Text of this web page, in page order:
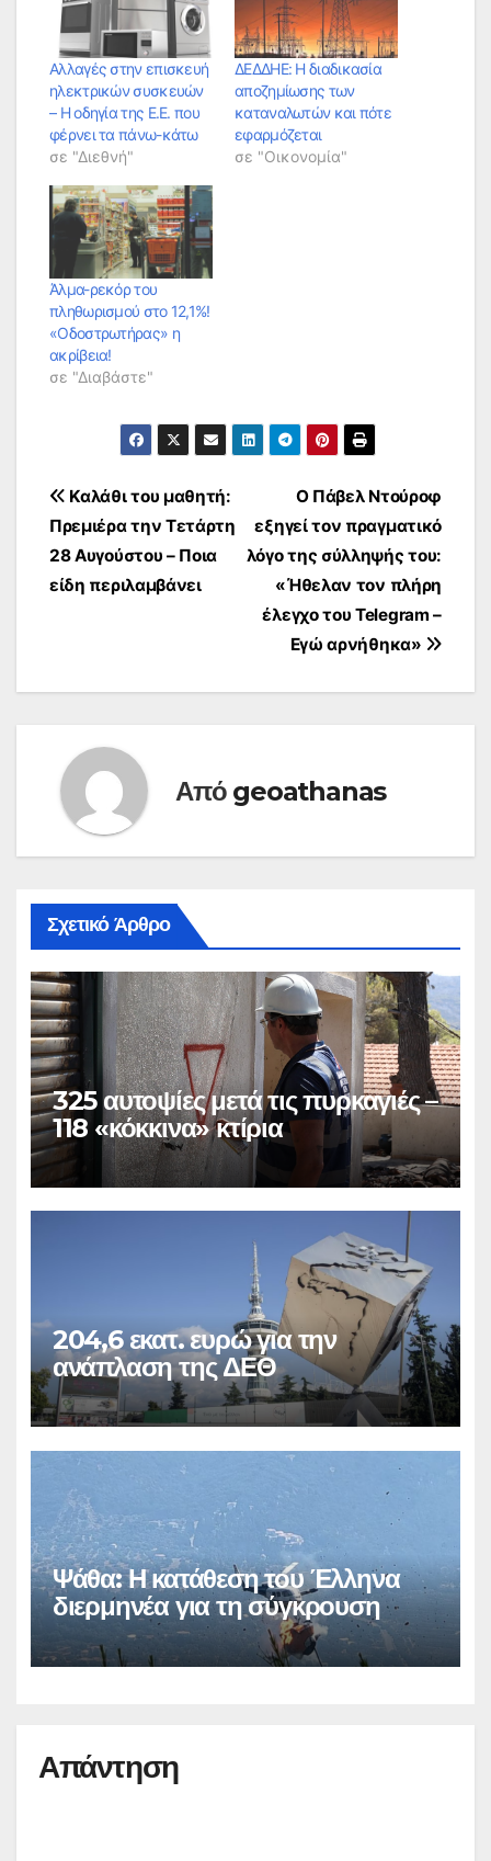
Αλλαγές στην επισκευή
ηλεκτρικών συσκευών
– Η οδηγία της Ε.Ε. που
φέρνει τα πάνω-κάτω
σε "Διεθνή"
ΔΕΔΔΗΕ: Η διαδικασία
αποζημίωσης των
καταναλωτών και πότε
εφαρμόζεται
σε "Οικονομία"
Άλμα-ρεκόρ του
πληθωρισμού στο 12,1%!
«Οδοστρωτήρας» η
ακρίβεια!
σε "Διαβάστε"
Πλοήγηση
άρθρων
O Πάβελ Ντούροφ
εξηγεί τον πραγματικό
λόγο της σύλληψής του:
«Ήθελαν τον πλήρη
έλεγχο του Telegram –
Εγώ αρνήθηκα»
Καλάθι του μαθητή:
Πρεμιέρα την Τετάρτη
28 Αυγούστου – Ποια
είδη περιλαμβάνει
Από geoathanas
Σχετικό Άρθρο
325 αυτοψίες μετά τις πυρκαγιές –
118 «κόκκινα» κτίρια
204,6 εκατ. ευρώ για την
ανάπλαση της ΔΕΘ
Ψάθα: Η κατάθεση του Έλληνα
διερμηνέα για τη σύγκρουση
Απάντηση